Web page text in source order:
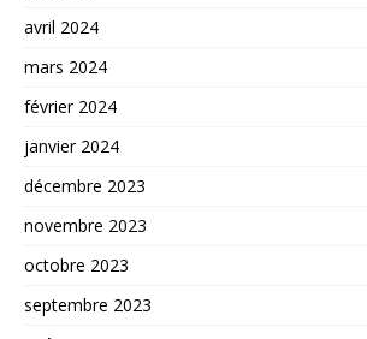
avril 2024
mars 2024
février 2024
janvier 2024
décembre 2023
novembre 2023
octobre 2023
septembre 2023